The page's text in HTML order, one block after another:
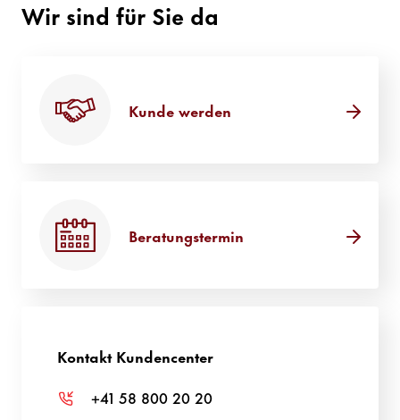
Wir sind für Sie da
Kunde werden
Beratungstermin
Kontakt Kundencenter
+41 58 800 20 20